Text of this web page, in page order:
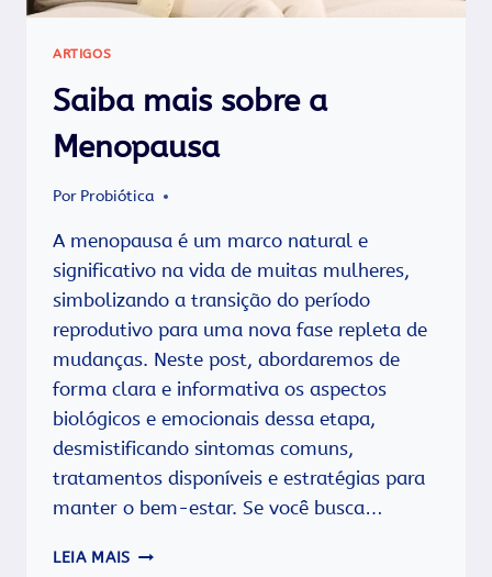
ARTIGOS
Saiba mais sobre a
Menopausa
Por Probiótica
A menopausa é um marco natural e
significativo na vida de muitas mulheres,
simbolizando a transição do período
reprodutivo para uma nova fase repleta de
mudanças. Neste post, abordaremos de
forma clara e informativa os aspectos
biológicos e emocionais dessa etapa,
desmistificando sintomas comuns,
tratamentos disponíveis e estratégias para
manter o bem-estar. Se você busca…
LEIA MAIS SAIBA